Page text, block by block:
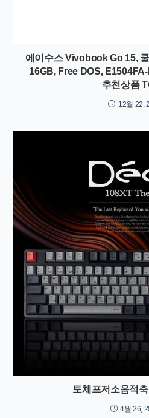
에이수스 Vivobook Go 15,
16GB, Free DOS,
추천상품
12월 22,
토체프저소음적
4월 26,